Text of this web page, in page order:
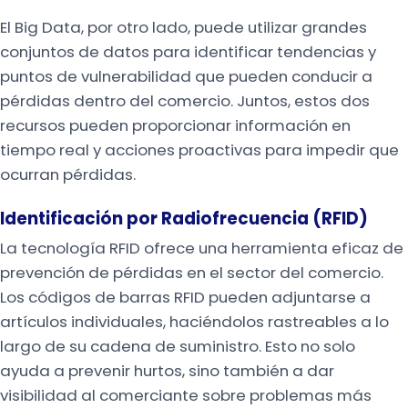
El Big Data, por otro lado, puede utilizar grandes
conjuntos de datos para identificar tendencias y
puntos de vulnerabilidad que pueden conducir a
pérdidas dentro del comercio. Juntos, estos dos
recursos pueden proporcionar información en
tiempo real y acciones proactivas para impedir que
ocurran pérdidas.
Identificación por Radiofrecuencia (RFID)
La tecnología RFID ofrece una herramienta eficaz de
prevención de pérdidas en el sector del comercio.
Los códigos de barras RFID pueden adjuntarse a
artículos individuales, haciéndolos rastreables a lo
largo de su cadena de suministro. Esto no solo
ayuda a prevenir hurtos, sino también a dar
visibilidad al comerciante sobre problemas más